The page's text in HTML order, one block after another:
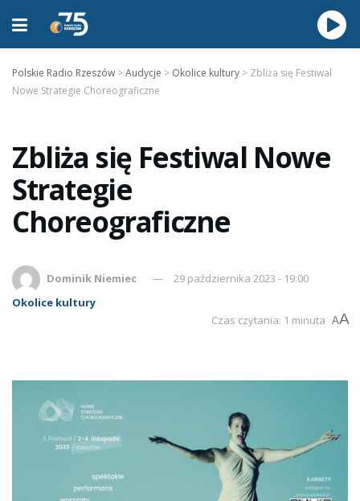
Polskie Radio Rzeszów >Audycje > Okolice kultury > Zbliża się Festiwal
Nowe Strategie Choreograficzne
Zbliża się Festiwal Nowe
Strategie
Choreograficzne
Dominik Niemiec
29 października 2023 - 19:00
Okolice kultury
Czas czytania: 1 minuta AA